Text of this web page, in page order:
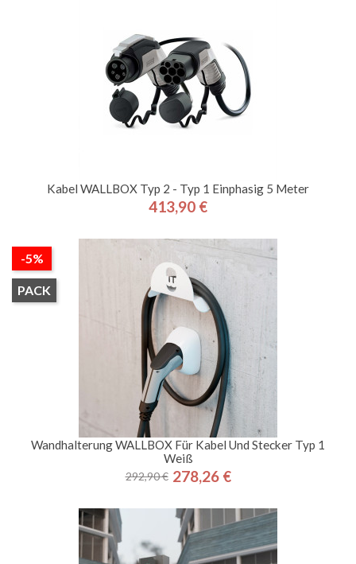
Kabel WALLBOX Typ 2 - Typ 1 Einphasig 5 Meter
Preis
413,90 €
Wandhalterung WALLBOX Für Kabel Und Stecker Typ 1
Weiß
Regulärer
292,90 € Preis
278,26 €
-5%
PACK